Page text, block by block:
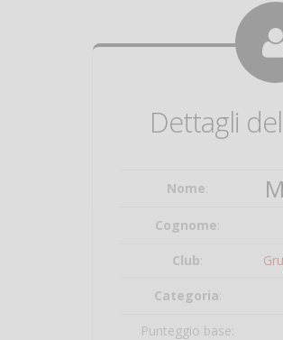
Dettagli
Nome:
Cognome:
Club:
Categoria:
Punteggio base: